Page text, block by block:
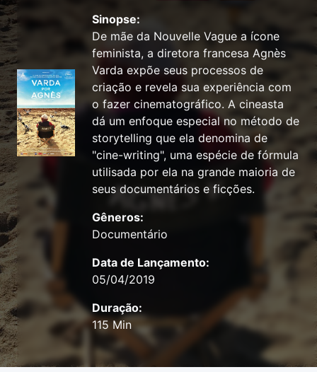
Sinopse:
De mãe da Nouvelle Vague a ícone
feminista, a diretora francesa Agnès
Varda expõe seus processos de
criação e revela sua experiência com
o fazer cinematográfico. A cineasta
dá um enfoque especial no método de
storytelling que ela denomina de
"cine-writing", uma espécie de fórmula
utilisada por ela na grande maioria de
seus documentários e ficções.
Gêneros:
Documentário
Data de Lançamento:
05/04/2019
Duração:
115 Min